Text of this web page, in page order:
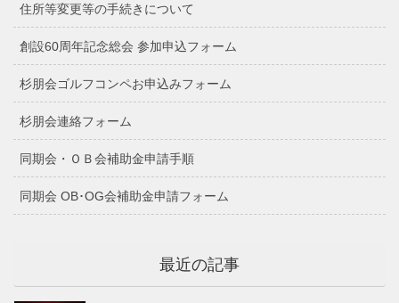
住所等変更等の手続きについて
創設60周年記念総会 参加申込フォーム
杉朋会ゴルフコンペお申込みフォーム
杉朋会連絡フォーム
同期会・ＯＢ会補助金申請手順
同期会 OB･OG会補助金申請フォーム
最近の記事